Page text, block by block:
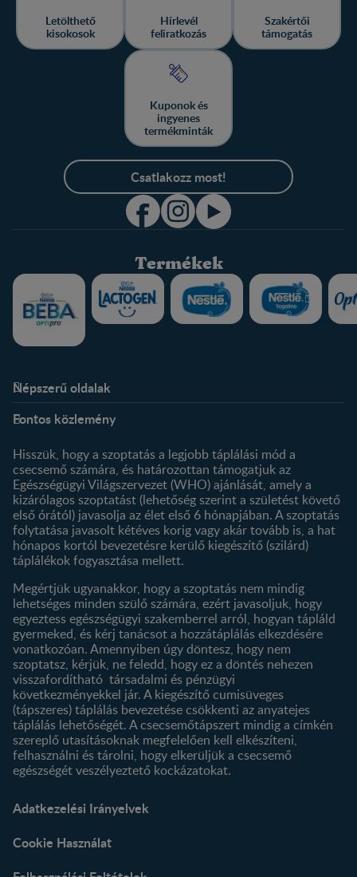
Letölthető
kisokosok
Hírlevél
feliratkozás
Szakértői
támogatás
Kuponok és
ingyenes
termékminták
Csatlakozz most!
Termékek
Népszerű oldalak
Kapcsolat
Történetünk
Profilom
Termékeink
Termék kereső
Fontos közlemény
Hisszük, hogy a szoptatás a legjobb táplálási mód a
csecsemő számára, és határozottan támogatjuk az
Egészségügyi Világszervezet (WHO) ajánlását, amely a
kizárólagos szoptatást (lehetőség szerint a születést követő
első órától) javasolja az élet első 6 hónapjában. A szoptatás
folytatása javasolt kétéves korig vagy akár tovább is, a hat
hónapos kortól bevezetésre kerülő kiegészítő (szilárd)
táplálékok fogyasztása mellett.
Megértjük ugyanakkor, hogy a szoptatás nem mindig
lehetséges minden szülő számára, ezért javasoljuk, hogy
egyeztess egészségügyi szakemberrel arról, hogyan tápláld
gyermeked, és kérj tanácsot a hozzátáplálás elkezdésére
vonatkozóan. Amennyiben úgy döntesz, hogy nem
szoptatsz, kérjük, ne feledd, hogy ez a döntés nehezen
visszafordítható társadalmi és pénzügyi
következményekkel jár. A kiegészítő cumisüveges
(tápszeres) táplálás bevezetése csökkenti az anyatejes
táplálás lehetőségét. A csecsemőtápszert mindig a címkén
szereplő utasításoknak megfelelően kell elkészíteni,
felhasználni és tárolni, hogy elkerüljük a csecsemő
egészségét veszélyeztető kockázatokat.
Adatkezelési Irányelvek
Cookie Használat